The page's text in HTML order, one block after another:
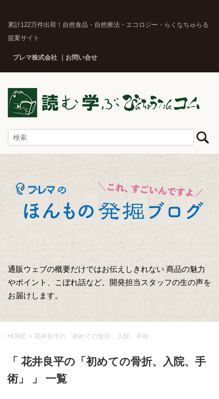
累計122万件出荷！自然食品・自然療法・エコロジー・らくなちゅらる
提案サイト
プレマ株式会社 お問い合せ
通販ウェブの概要だけではお伝えしきれない 商品の魅力
やポイント、こぼれ話など。開発担当スタッフの生の声を
お届けします。
HOME > 花井良平の「初めての骨折、入院、手術」
「 花井良平の「初めての骨折、入院、手
術」 」 一覧